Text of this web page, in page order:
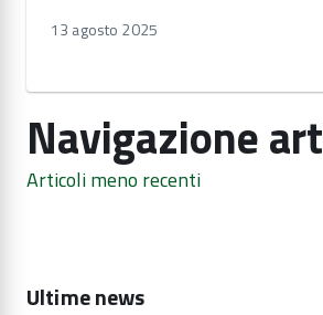
13 agosto 2025
Navigazione
Articoli meno recenti
Ultime news